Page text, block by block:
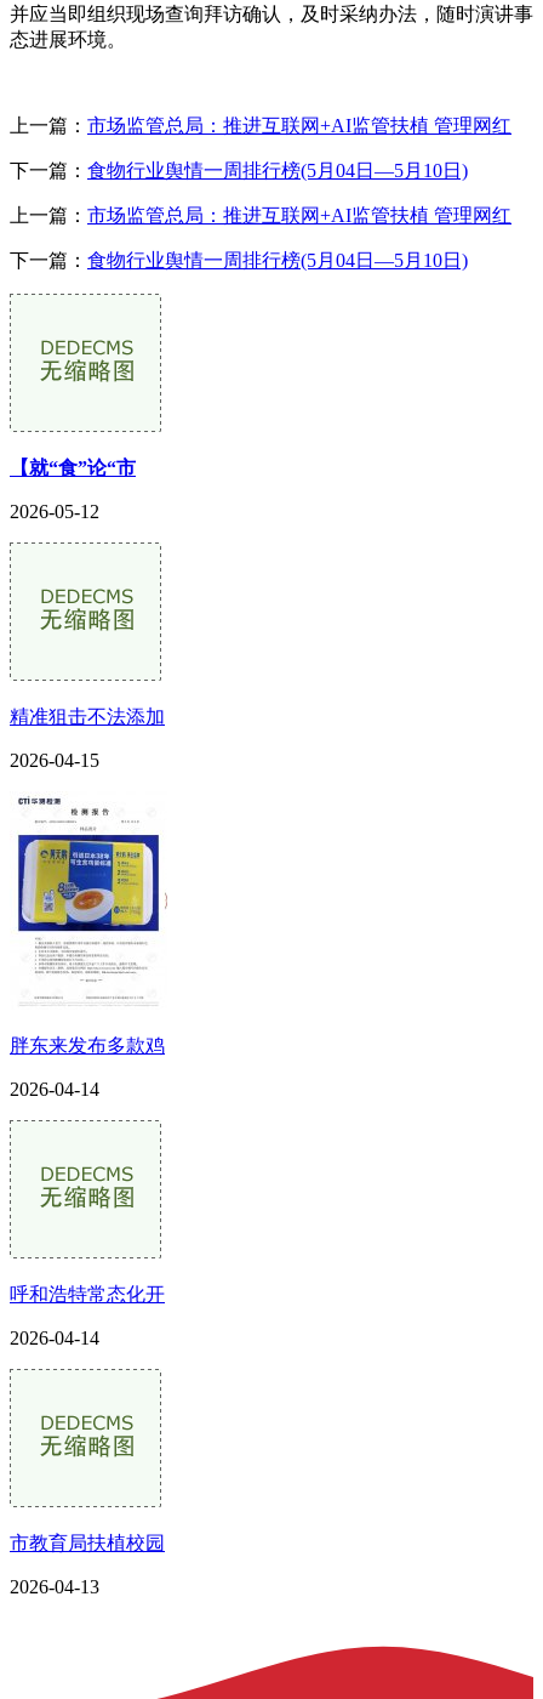
并应当即组织现场查询拜访确认，及时采纳办法，随时演讲事
态进展环境。
上一篇： 市场监管总局：推进互联网+AI监管扶植 管理网红
下一篇： 食物行业舆情一周排行榜(5月04日—5月10日)
上一篇： 市场监管总局：推进互联网+AI监管扶植 管理网红
下一篇： 食物行业舆情一周排行榜(5月04日—5月10日)
【就“食”论“市
2026-05-12
精准狙击不法添加
2026-04-15
胖东来发布多款鸡
2026-04-14
呼和浩特常态化开
2026-04-14
市教育局扶植校园
2026-04-13